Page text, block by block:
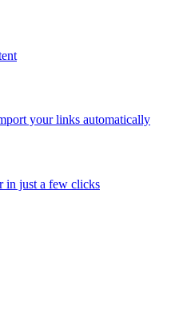
your links automatically
in just a few clicks